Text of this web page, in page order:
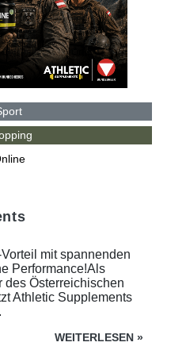
mit spannenden
Performance!Als
des Österreichischen
Athletic Supplements
WEITERLESEN »